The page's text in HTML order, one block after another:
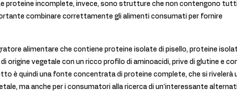
proteine incomplete, invece, sono strutture che non contengono
combinare correttamente gli alimenti consumati per fornire
alimentare che contiene proteine isolate di pisello, proteine
origine vegetale con un ricco profilo di aminoacidi, prive di glutine e
è quindi una fonte concentrata di proteine complete, che si rivelerà
ma anche per i consumatori alla ricerca di un'interessante